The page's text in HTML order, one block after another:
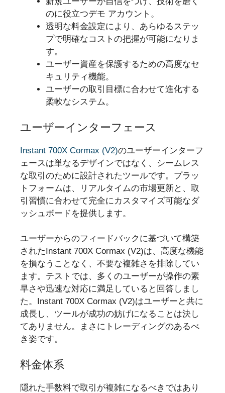
のに役立つデモ アカウント。
透明な料金設定により、あらゆるステッ
プで明確なコストの把握が可能になりま
す。
ユーザー資産を保護するための高度なセ
キュリティ機能。
ユーザーの取引目標に合わせて進化する
柔軟なシステム。
ユーザーインターフェース
Instant 700X Cormax (V2)のユーザーインターフ
ェースは単なるデザインではなく、シームレス
な取引のために設計されたツールです。プラッ
トフォームは、リアルタイムの市場更新と、取
引習慣に合わせて完全にカスタマイズ可能なダ
ッシュボードを提供します。
ユーザーからのフィードバックに基づいて構築
されたInstant 700X Cormax (V2)は、高度な機能
を損なうことなく、不要な複雑さを排除してい
ます。テストでは、多くのユーザーが操作の素
早さや迅速な対応に満足していると回答しまし
た。Instant 700X Cormax (V2)はユーザーと共に
成長し、ツールが成功の妨げになることは決し
てありません。まさにトレーディングのあるべ
き姿です。
料金体系
隠れた手数料で取引が複雑になるべきではあり